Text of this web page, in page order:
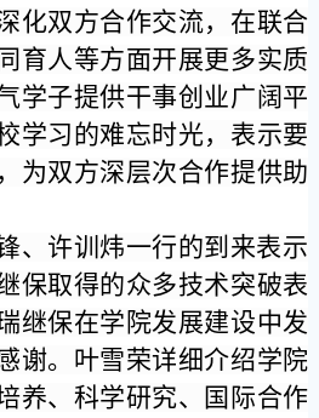
化双方合作交流，在联合
育人等方面开展更多实质
学子提供干事创业广阔平
学习的难忘时光，表示要
为双方深层次合作提供助
、许训炜一行的到来表示
保取得的众多技术突破表
继保在学院发展建设中发
谢。叶雪荣详细介绍学院
养、科学研究、国际合作